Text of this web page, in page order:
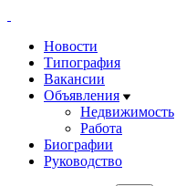
Новости
Типография
Вакансии
Объявления
Недвижимость
Работа
Биографии
Руководство